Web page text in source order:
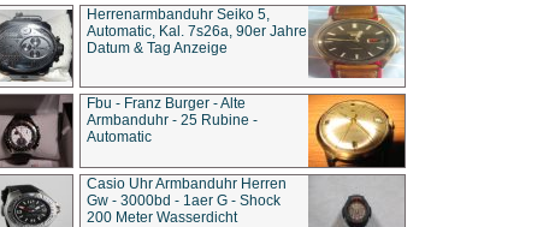
Herrenarmbanduhr Seiko 5,
Automatic, Kal. 7s26a, 90er Jahre
Datum & Tag Anzeige
Fbu - Franz Burger - Alte
Armbanduhr - 25 Rubine -
Automatic
Casio Uhr Armbanduhr Herren
Gw - 3000bd - 1aer G - Shock
200 Meter Wasserdicht